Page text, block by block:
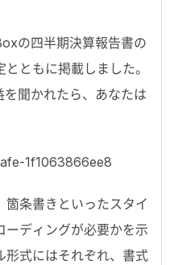
の四半期決算報告書の
ともに掲載しました。
を聞かれたら、あなたは
箇条書きといったスタイ
ーディングが必要かを示
形式にはそれぞれ、書式